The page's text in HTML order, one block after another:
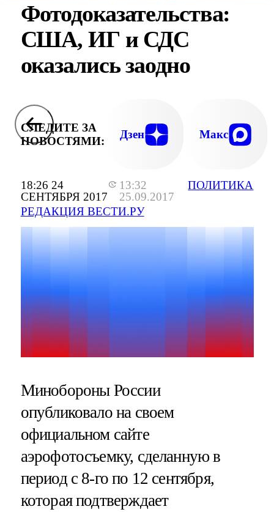
18:26 24
СЕНТЯБРЯ 2017
13:32
25.09.2017
РЕДАКЦИЯ ВЕСТИ.РУ
ПОЛИТИКА
Фотодоказательства:
США, ИГ и СДС
оказались заодно
СЛЕДИТЕ ЗА
НОВОСТЯМИ:
Дзен Макс
Минобороны России
опубликовало на своем
официальном сайте
аэрофотосъемку, сделанную в
период с 8-го по 12 сентября,
которая подтверждает